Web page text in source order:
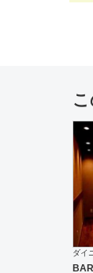
ダイ